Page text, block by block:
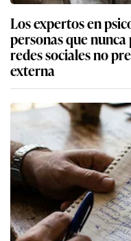
Los expertos en
personas que
redes sociales no
externa